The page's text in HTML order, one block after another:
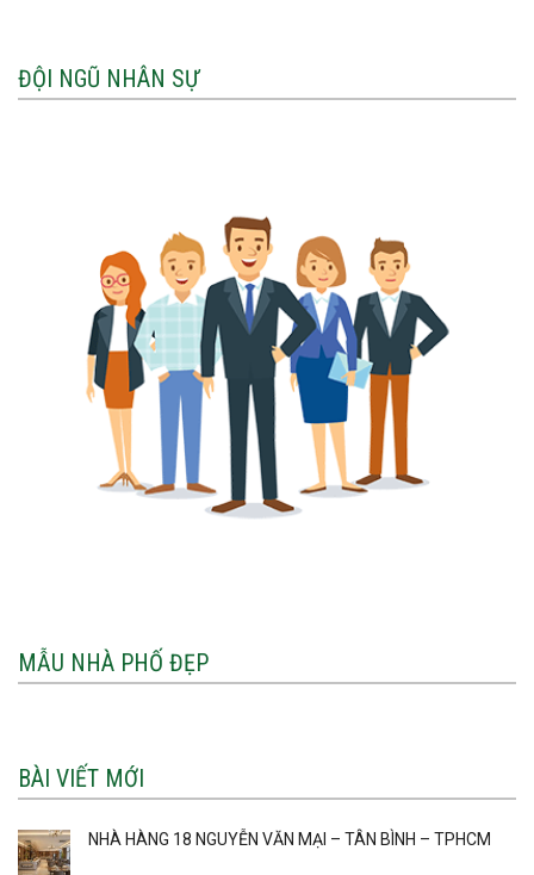
ĐỘI NGŨ NHÂN SỰ
MẪU NHÀ PHỐ ĐẸP
BÀI VIẾT MỚI
NHÀ HÀNG 18 NGUYỄN VĂN MẠI – TÂN BÌNH – TPHCM